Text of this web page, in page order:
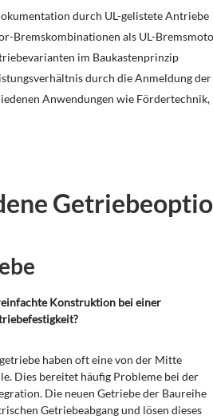
durch UL-gelistete Antriebe
Bremskombinationen als UL-
im Baukastenprinzip
durch die Anmeldung
Anwendungen wie
Konstruktion bei einer
haben oft eine von der Mitte
Dies bereitet häufig Probleme bei der
Die neuen Getriebe der Baureihe
Getriebeabgang und lösen dieses